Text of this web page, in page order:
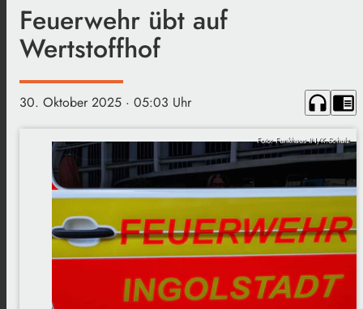
Feuerwehr übt auf
Wertstoffhof
30. Oktober 2025 · 05:03 Uhr headphones chrome_reader_mode
Foto: Funkhaus IN/K.Schulz